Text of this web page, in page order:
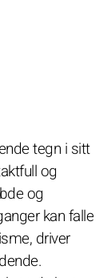
tegn i sitt
og
og
kan falle
driver